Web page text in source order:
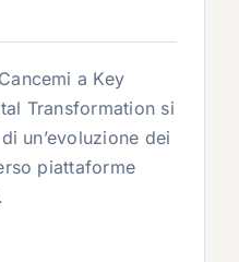
a Key
Transformation si
un’evoluzione dei
piattaforme